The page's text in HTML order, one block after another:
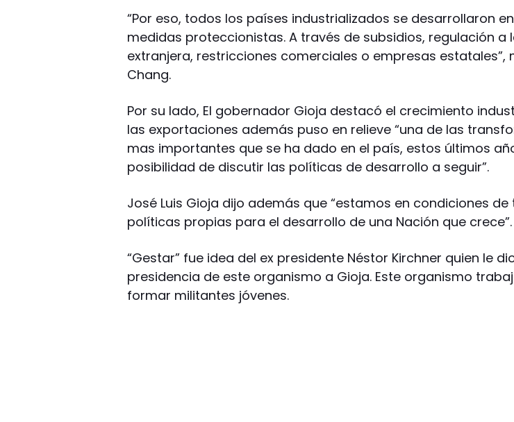
“Por eso, todos los países industrializados se desarrollaron
medidas proteccionistas. A través de subsidios, regulación a
extranjera, restricciones comerciales o empresas estatales”,
Chang.
Por su lado, El gobernador Gioja destacó el crecimiento
las exportaciones además puso en relieve “una de las
mas importantes que se ha dado en el país, estos últimos
posibilidad de discutir las políticas de desarrollo a seguir”.
José Luis Gioja dijo además que “estamos en condiciones
políticas propias para el desarrollo de una Nación que crece”.
“Gestar” fue idea del ex presidente Néstor Kirchner quien le
presidencia de este organismo a Gioja. Este organismo
formar militantes jóvenes.